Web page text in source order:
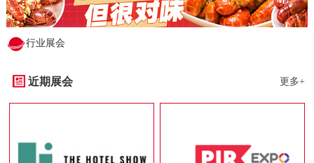
行业展会
近期展会 更多+